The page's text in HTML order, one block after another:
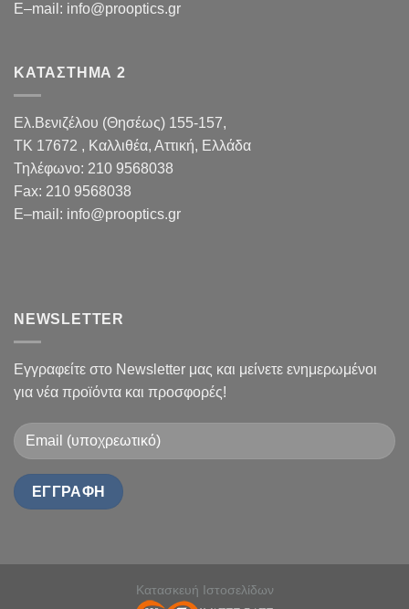
E–mail : info@prooptics.gr
ΚΑΤΑΣΤΗΜΑ 2
Ελ.Βενιζέλου (Θησέως) 155-157,
TK 17672 , Καλλιθέα, Αττική, Ελλάδα
Τηλέφωνο: 210 9568038
Fax: 210 9568038
E–mail : info@prooptics.gr
NEWSLETTER
Εγγραφείτε στο Newsletter μας και μείνετε ενημερωμένοι
για νέα προϊόντα και προσφορές!
Κατασκευή Ιστοσελίδων